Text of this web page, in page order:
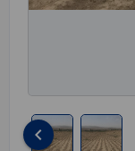
keyboard_arrow_left